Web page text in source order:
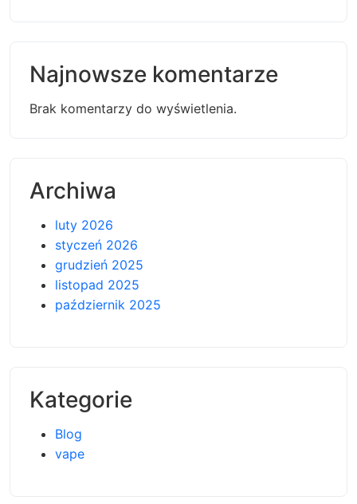
Najnowsze komentarze
Brak komentarzy do wyświetlenia.
Archiwa
luty 2026
styczeń 2026
grudzień 2025
listopad 2025
październik 2025
Kategorie
Blog
vape